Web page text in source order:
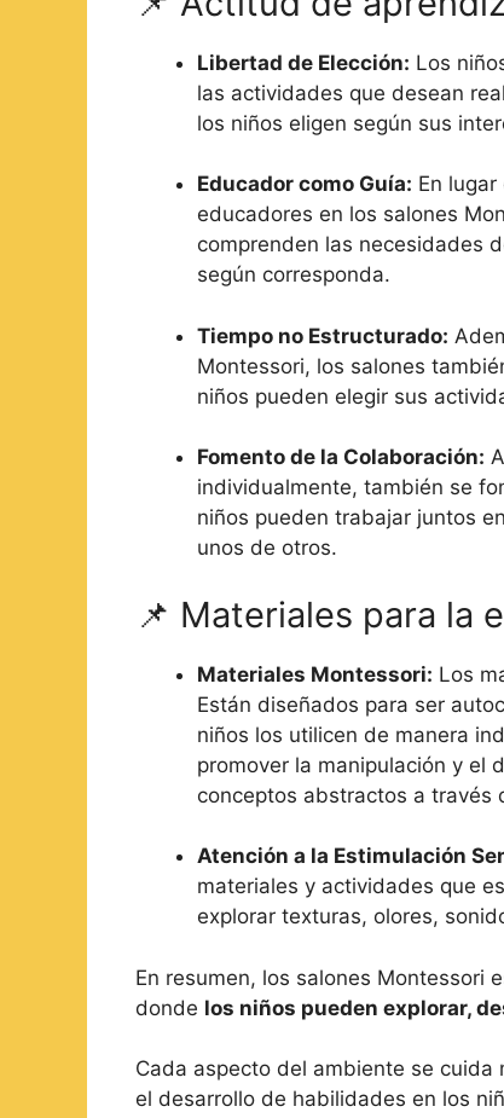
Libertad de Elección: Los
las actividades que desean
los niños eligen según sus
Educador como Guía: En
educadores en los salones
comprenden las necesidades
según corresponda.
Tiempo no Estructurado:
Montessori, los salones
niños pueden elegir sus
Fomento de la Colaboración:
individualmente, también se
niños pueden trabajar juntos
unos de otros.
📌 Materiales para la
Materiales Montessori: Los
Están diseñados para ser
niños los utilicen de manera
promover la manipulación y el
conceptos abstractos a través
Atención a la Estimulación
materiales y actividades que
explorar texturas, olores,
En resumen, los salones Montessori
donde los niños pueden explorar,
Cada aspecto del ambiente se
el desarrollo de habilidades en los